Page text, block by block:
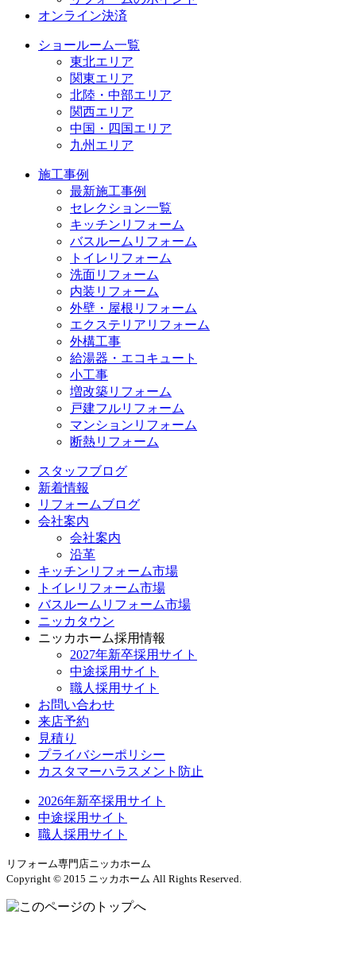
オンライン決済
ショールーム一覧
東北エリア
関東エリア
北陸・中部エリア
関西エリア
中国・四国エリア
九州エリア
施工事例
最新施工事例
セレクション一覧
キッチンリフォーム
バスルームリフォーム
トイレリフォーム
洗面リフォーム
内装リフォーム
外壁・屋根リフォーム
エクステリアリフォーム
外構工事
給湯器・エコキュート
小工事
増改築リフォーム
戸建フルリフォーム
マンションリフォーム
断熱リフォーム
スタッフブログ
新着情報
リフォームブログ
会社案内
会社案内
沿革
キッチンリフォーム市場
トイレリフォーム市場
バスルームリフォーム市場
ニッカタウン
ニッカホーム採用情報
2027年新卒採用サイト
中途採用サイト
職人採用サイト
お問い合わせ
来店予約
見積り
プライバシーポリシー
カスタマーハラスメント防止
2026年新卒採用サイト
中途採用サイト
職人採用サイト
リフォーム専門店ニッカホーム
Copyright © 2015 ニッカホーム All Rights Reserved.